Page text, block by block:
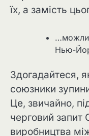
їх, а замість
Нью-
Здогадайтеся,
союзники
Це, звичайно,
черговий запит
виробництва